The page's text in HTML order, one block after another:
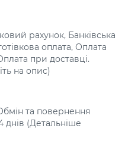
рахунок, Банківська
оплата, Оплата
при доставці.
на опис)
та повернення
днів (Детальніше